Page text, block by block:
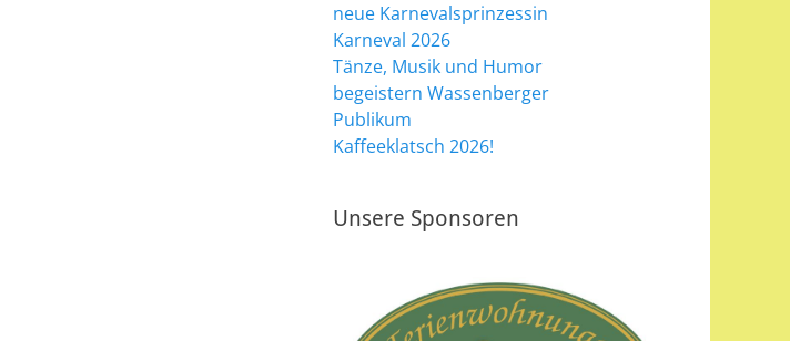
neue Karnevalsprinzessin
Karneval 2026
Tänze, Musik und Humor
begeistern Wassenberger
Publikum
Kaffeeklatsch 2026!
Unsere Sponsoren